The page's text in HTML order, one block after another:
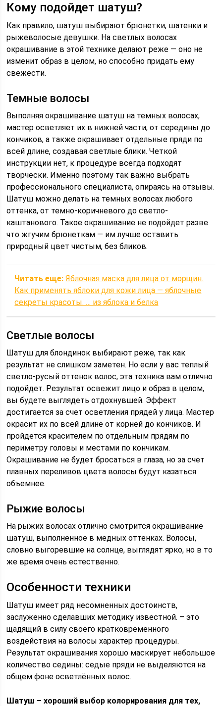
Кому подойдет шатуш?
Как правило, шатуш выбирают брюнетки, шатенки и
рыжеволосые девушки. На светлых волосах
окрашивание в этой технике делают реже — оно не
изменит образ в целом, но способно придать ему
свежести.
Темные волосы
Выполняя окрашивание шатуш на темных волосах,
мастер осветляет их в нижней части, от середины до
кончиков, а также окрашивает отдельные пряди по
всей длине, создавая светлые блики. Четкой
инструкции нет, к процедуре всегда подходят
творчески. Именно поэтому так важно выбрать
профессионального специалиста, опираясь на отзывы.
Шатуш можно делать на темных волосах любого
оттенка, от темно-коричневого до светло-
каштанового. Такое окрашивание не подойдет разве
что жгучим брюнеткам — им лучше оставить
природный цвет чистым, без бликов.
Читать еще: Яблочная маска для лица от морщин.
Как применять яблоки для кожи лица — яблочные
секреты красоты. … из яблока и белка
Светлые волосы
Шатуш для блондинок выбирают реже, так как
результат не слишком заметен. Но если у вас теплый
светло-русый оттенок волос, эта техника вам отлично
подойдет. Результат освежит лицо и образ в целом,
вы будете выглядеть отдохнувшей. Эффект
достигается за счет осветления прядей у лица. Мастер
окрасит их по всей длине от корней до кончиков. И
пройдется красителем по отдельным прядям по
периметру головы и местами по кончикам.
Окрашивание не будет бросаться в глаза, но за счет
плавных переливов цвета волосы будут казаться
объемнее.
Рыжие волосы
На рыжих волосах отлично смотрится окрашивание
шатуш, выполненное в медных оттенках. Волосы,
словно выгоревшие на солнце, выглядят ярко, но в то
же время очень естественно.
Особенности техники
Шатуш имеет ряд несомненных достоинств,
заслуженно сделавших методику известной. – это
щадящий в силу своего кратковременного
воздействия на волосы характер процедуры.
Результат окрашивания хорошо маскирует небольшое
количество седины: седые пряди не выделяются на
общем фоне осветлённых волос.
Шатуш – хороший выбор колорирования для тех,